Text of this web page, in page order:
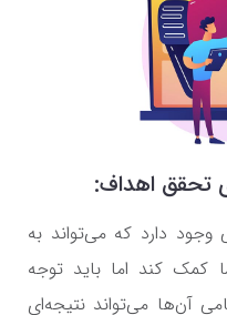
تحقق اهداف:
وجود دارد که می‌تواند به
کند اما باید توجه
آن‌ها می‌تواند نتیجه‌ای